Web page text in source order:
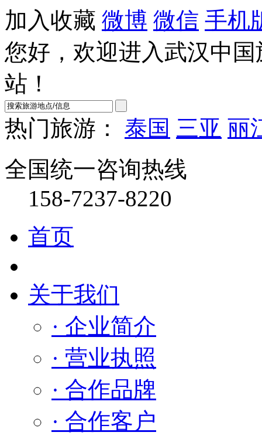
加入收藏 微博 微信 手机
您好，欢迎进入武汉中
站！
热门旅游：
泰国 三亚 丽
全国统一咨询热线
158-7237-8220
首页
关于我们
· 企业简介
· 营业执照
· 合作品牌
· 合作客户